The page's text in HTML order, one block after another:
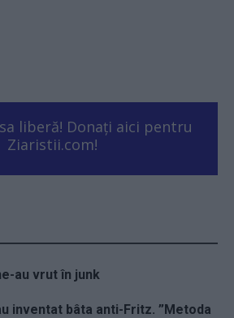
liberă! Donați aici pentru
Ziaristii.com!
au vrut în junk
inventat bâta anti-Fritz. ”Metoda